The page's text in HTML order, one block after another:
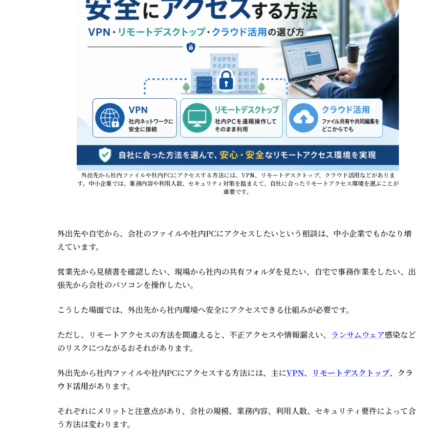
外出先から社内ファイルや社内PCにアクセスする方法には、VPN、リモートデスクトップ、クラウド活用などがありま
す。中小企業では、業務内容や利用人数、セキュリティ対策を踏まえて、自社に合ったリモートアクセス環境を選ぶことが
重要です。
外出先や自宅から、会社のファイルや社内PCにアクセスしたいという相談は、中小企業でもかなり増
えています。
営業先から見積書を確認したい、現場から社内の共有フォルダを見たい、自宅で事務作業をしたい、出
張先から会社のパソコンを操作したい。
こうした場面では、外出先から社内環境へ安全にアクセスできる仕組みが必要です。
ただし、リモートアクセスの方法を間違えると、不正アクセスや情報漏えい、 ランサムウェア感染など
のリスクにつながるおそれがあります。
外出先から社内ファイルや社内PCにアクセスする方法には、主にVPN、 リモートデスクトップ、 クラ
ウド活用があります。
それぞれにメリットと注意点があり、会社の規模、業務内容、利用人数、セキュリティ要件によって合
う方法は変わります。